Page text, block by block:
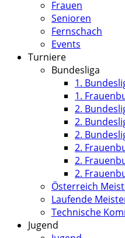
Frauen
Senioren
Fernschach
Events
Turniere
Bundesliga
1.
1.
2.
2.
2.
2.
2.
2.
Österreich
Laufende
Technische
Jugend